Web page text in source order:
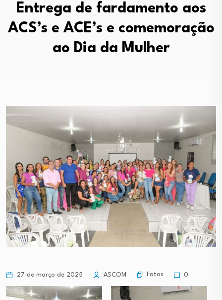
Entrega de fardamento aos
ACS’s e ACE’s e comemoração
ao Dia da Mulher
27 de março de 2025 ASCOM Fotos 0